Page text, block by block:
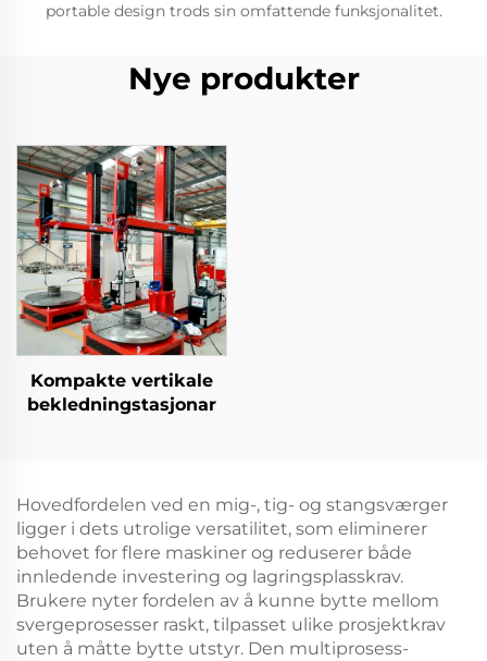
portable design trods sin omfattende funksjonalitet.
Nye produkter
Kompakte vertikale
bekledningstasjonar
Hovedfordelen ved en mig-, tig- og stangsværger
ligger i dets utrolige versatilitet, som eliminerer
behovet for flere maskiner og reduserer både
innledende investering og lagringsplasskrav.
Brukere nyter fordelen av å kunne bytte mellom
svergeprosesser raskt, tilpasset ulike prosjektkrav
uten å måtte bytte utstyr. Den multiprosess-